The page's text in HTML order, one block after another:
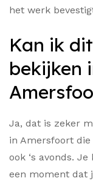
het werk
Kan ik
bekijken
Ja, dat is zeker
in Amersfoort die
ook ‘s avonds.
een moment dat